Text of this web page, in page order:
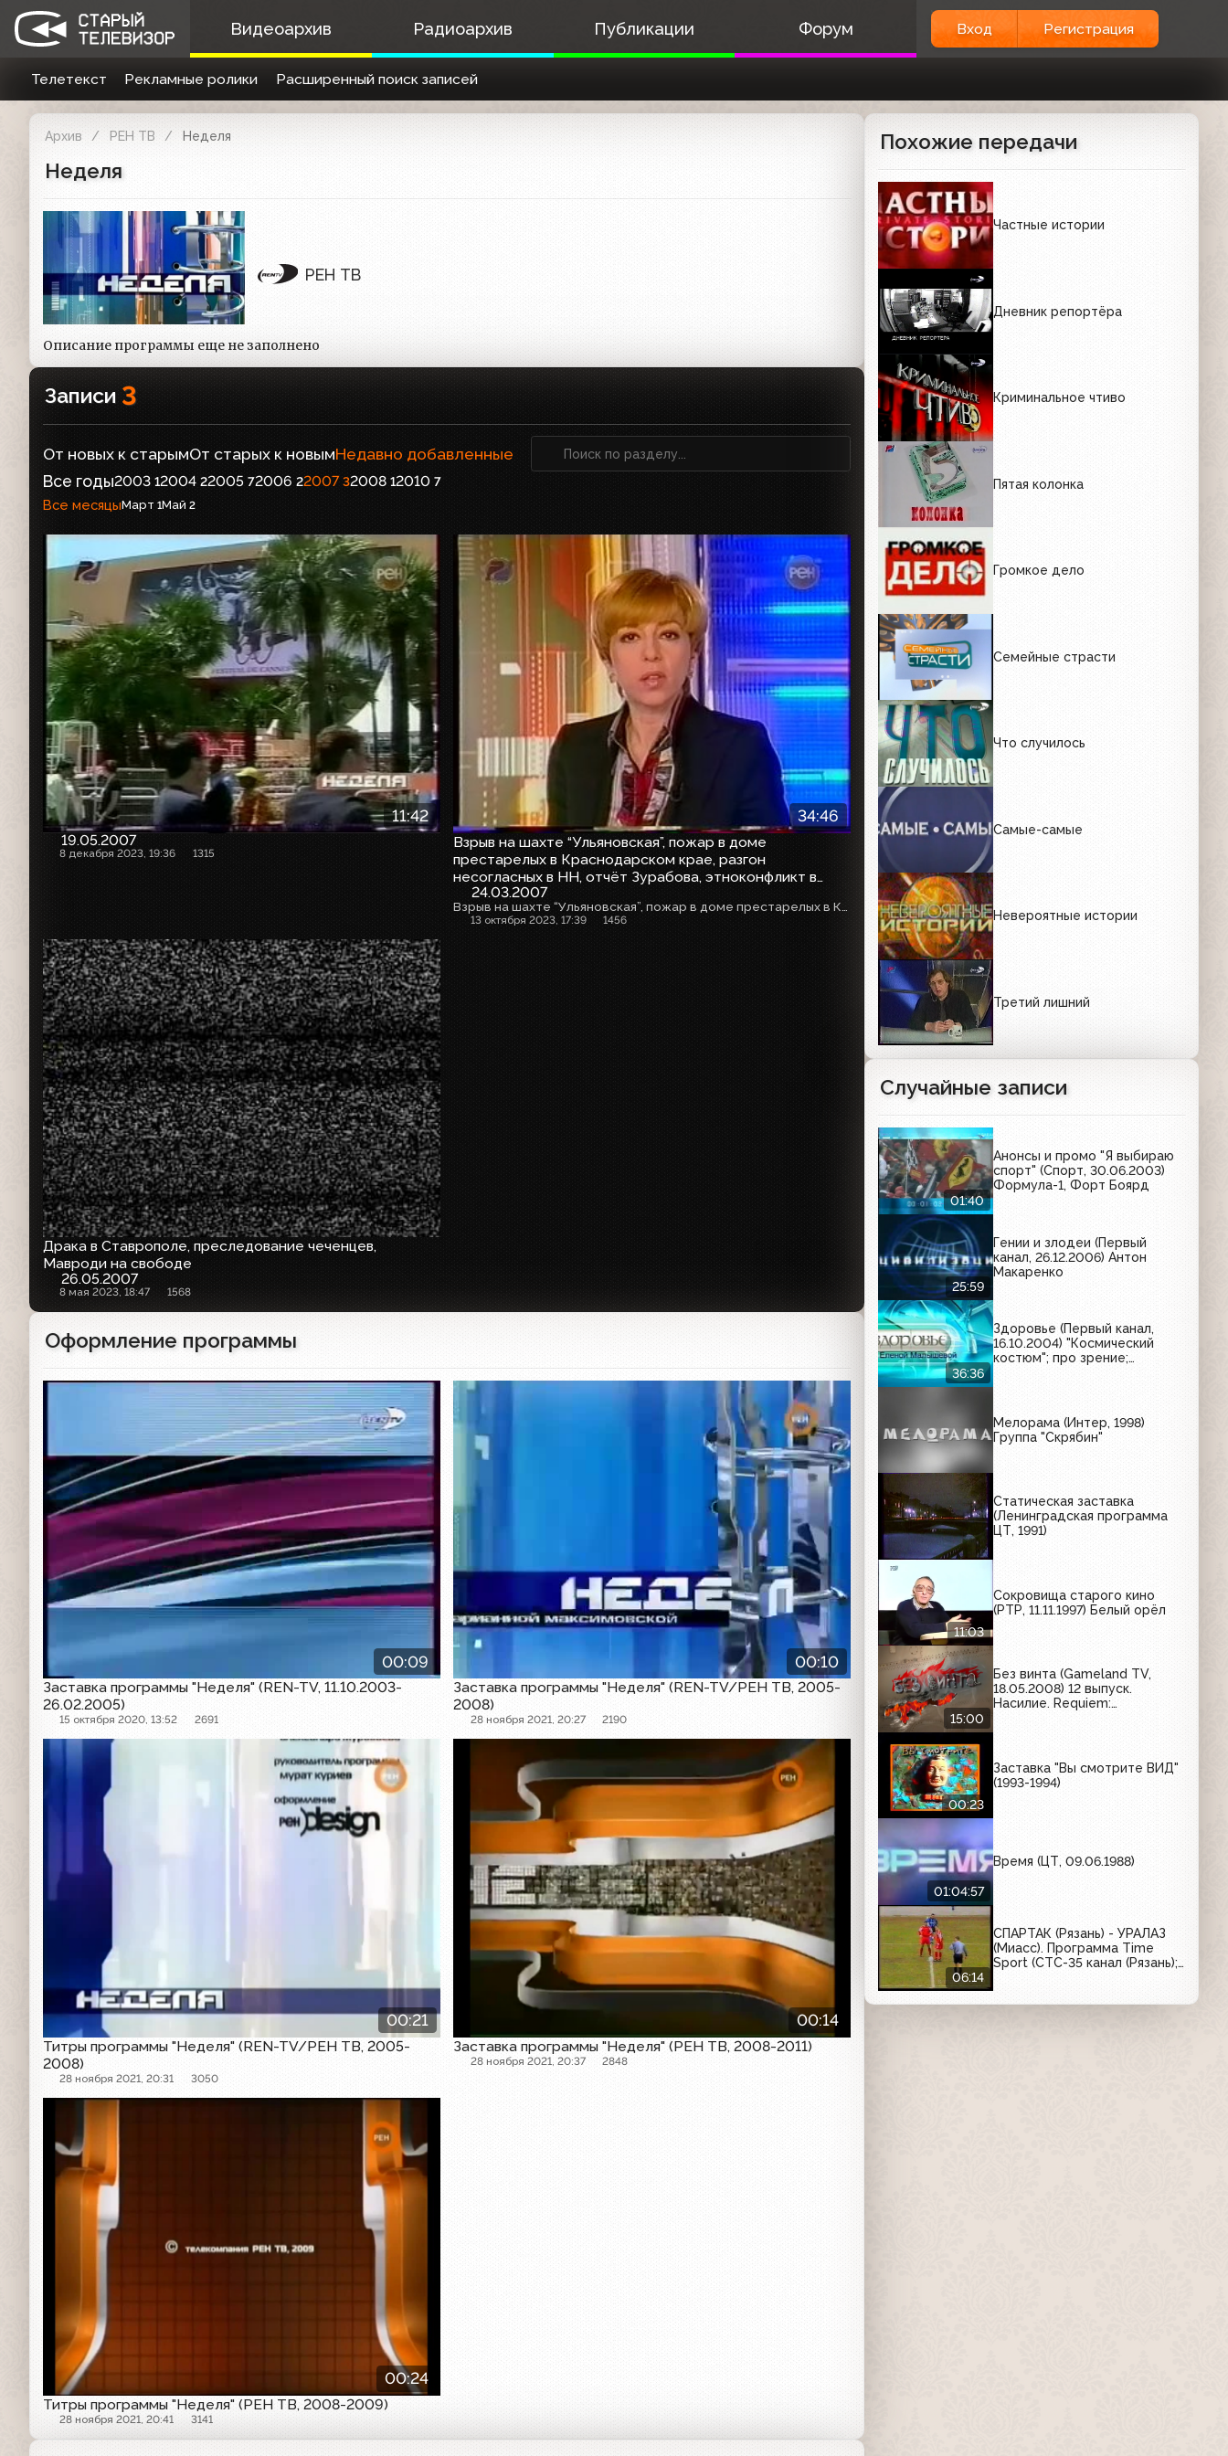
Видеоархив Радиоархив Публикации Форум Вход Регистрация
Телетекст Рекламные ролики Расширенный поиск записей
Архив РЕН ТВ Неделя
Неделя
РЕН ТВ
Описание программы еще не заполнено
Записи 3
От новых к старымОт старых к новымНедавно добавленные
Все годы2003 12004 22005 72006 22007 32008 12010 7
Все месяцыМарт 1Май 2
11:42
19.05.2007
8 декабря 2023, 19:36 1315
34:46
Взрыв на шахте “Ульяновская”, пожар в доме
престарелых в Краснодарском крае, разгон
несогласных в НН, отчёт Зурабова, этноконфликт в
Красноармейске, Операция “Преемник”, Сергей
Матвиенко
24.03.2007
13 октября 2023, 17:39 1456
Драка в Ставрополе, преследование чеченцев,
Мавроди на свободе
26.05.2007
8 мая 2023, 18:47 1568
Оформление программы
00:09
Заставка программы "Неделя" (REN-TV, 11.10.2003-
26.02.2005)
15 октября 2020, 13:52 2691
00:10
Заставка программы "Неделя" (REN-TV/РЕН ТВ, 2005-
2008)
28 ноября 2021, 20:27 2190
Заставка программы
00:21
Титры программы "Неделя" (REN-TV/РЕН ТВ, 2005-
2008)
28 ноября 2021, 20:31 3050
00:14
Заставка программы "Неделя" (РЕН ТВ, 2008-2011)
28 ноября 2021, 20:37 2848
00:24
Титры программы "Неделя" (РЕН ТВ, 2008-2009)
28 ноября 2021, 20:41 3141
Похожие передачи
Частные истории
Дневник репортёра
Криминальное чтиво
Пятая колонка
Громкое дело
Семейные страсти
Что случилось
Самые-самые
Невероятные истории
Третий лишний
Случайные записи
01:40
Анонсы и промо "Я выбираю
спорт" (Спорт, 30.06.2003)
Формула-1, Форт Боярд
25:59
Гении и злодеи (Первый
канал, 26.12.2006) Антон
Макаренко
36:36
Здоровье (Первый канал,
16.10.2004) "Космический
костюм"; про зрение;
Мелорама (Интер, 1998)
Группа "Скрябин"
Статическая заставка
(Ленинградская программа
ЦТ, 1991)
11:03
Сокровища старого кино
(РТР, 11.11.1997) Белый орёл
15:00
Без винта (Gameland TV,
18.05.2008) 12 выпуск.
Насилие. Requiem:
00:23
Заставка "Вы смотрите ВИД"
(1993-1994)
01:04:57
Время (ЦТ, 09.06.1988)
06:14
СПАРТАК (Рязань) - УРАЛАЗ
(Миасс). Программа Time
Sport (СТС-35 канал (Рязань);